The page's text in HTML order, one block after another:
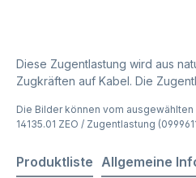
Diese Zugentlastung wird aus
Zugkräften auf Kabel. Die
Die Bilder können vom
14135.01 ZEO / Zugentlastung
Produktliste Allgemeine